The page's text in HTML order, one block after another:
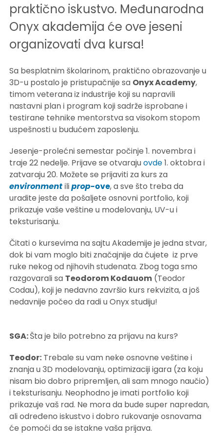
praktično iskustvo. Međunarodna
Onyx akademija će ove jeseni
organizovati dva kursa!
Sa besplatnim školarinom, praktično obrazovanje u
3D-u postalo je pristupačnije sa Onyx Academy,
timom veterana iz industrije koji su napravili
nastavni plan i program koji sadrže isprobane i
testirane tehnike mentorstva sa visokom stopom
uspešnosti u budućem zaposlenju.
Jesenje-prolećni semestar počinje 1. novembra i
traje 22 nedelje. Prijave se otvarajuovde1. oktobra i
zatvaraju 20. Možete se prijaviti za kurs za
environmentiliprop-ove, a sve što treba da
uradite jeste da pošaljete osnovni portfolio, koji
prikazuje vaše veštine u modelovanju, UV-u i
teksturisanju.
Čitati o kursevima na sajtu Akademije je jedna stvar,
dok bi vam moglo biti značajnije da čujete iz prve
ruke nekog od njihovih studenata. Zbog toga smo
razgovarali sa Teodorom Kodauom (Teodor
Codau), koji je nedavno završio kurs rekvizita, a još
nedavnije počeo da radi u Onyx studiju!
SGA:Šta je bilo potrebno za prijavu na kurs?
Teodor: Trebale su vam neke osnovne veštine i
znanja u 3D modelovanju, optimizaciji igara (za koju
nisam bio dobro pripremljen, ali sam mnogo naučio)
i teksturisanju. Neophodno je imati portfolio koji
prikazuje vaš rad. Ne mora da bude super napredan,
ali određeno iskustvo i dobro rukovanje osnovama
će pomoći da se istakne vaša prijava.